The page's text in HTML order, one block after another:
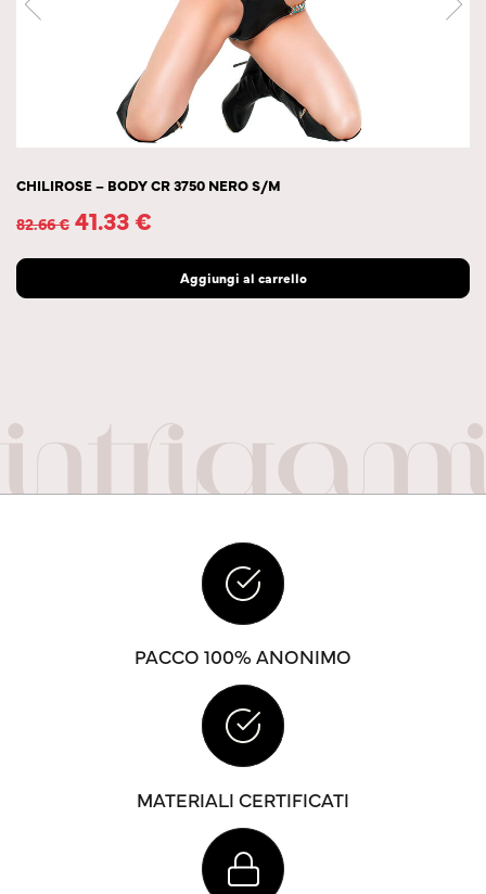
CHILIROSE – BODY CR 3750 NERO S/M
82.66€ 41.33€
Aggiungi al carrello
PACCO 100% ANONIMO
MATERIALI CERTIFICATI